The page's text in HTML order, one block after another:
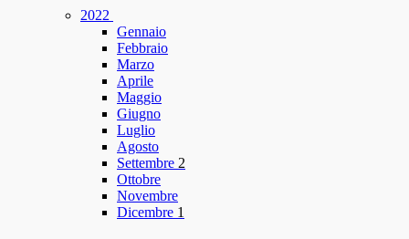
2022
Gennaio
Febbraio
Marzo
Aprile
Maggio
Giugno
Luglio
Agosto
Settembre 2
Ottobre
Novembre
Dicembre 1